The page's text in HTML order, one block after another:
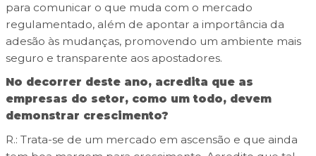
para comunicar o que muda com o mercado
regulamentado, além de apontar a importância da
adesão às mudanças, promovendo um ambiente mais
seguro e transparente aos apostadores.
No decorrer deste ano, acredita que as
empresas do setor, como um todo, devem
demonstrar crescimento?
R.: Trata-se de um mercado em ascensão e que ainda